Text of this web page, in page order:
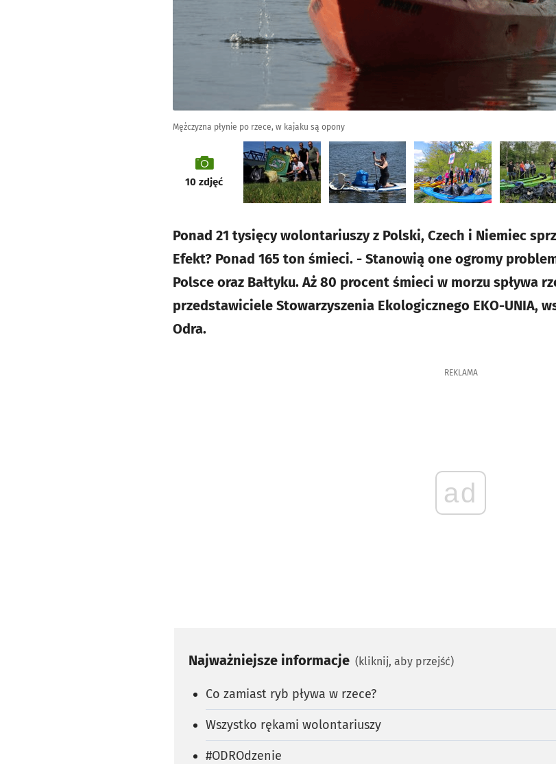
Mężczyzna płynie po rzece, w kajaku są opony
galeria
10 zdjęć
Ponad 21 tysięcy wolontariuszy z Polski, Czech i Niemiec
Efekt? Ponad 165 ton śmieci. - Stanowią one ogromy
Polsce oraz Bałtyku. Aż 80 procent śmieci w morzu spływa
przedstawiciele Stowarzyszenia Ekologicznego EKO-UNIA,
Odra.
REKLAMA
ad
Najważniejsze informacje (kliknij, aby przejść)
Co zamiast ryb pływa w rzece?
Wszystko rękami wolontariuszy
#ODROdzenie